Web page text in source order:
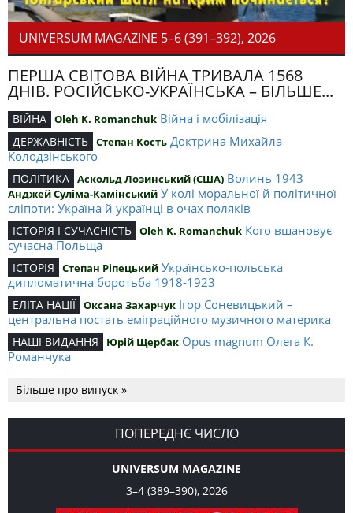
UNIVERSUM MAGAZINE 5–6 (391–392), 2026
ПЕРША СВІТОВА ВІЙНА ТРИВАЛА 1568
ДНІВ. РОСІЙСЬКО-УКРАЇНСЬКА – БІЛЬШЕ...
ВІЙНА Oleh K. Romanchuk Війна і мобілізація
ДЕРЖАВНІСТЬ Степан Кость Доктрина Михайла
Колодзінського
ПОЛІТИКА Аскольд Лозинський (США) Волинь 1943
Анджей Суліма-Камінський У колі моральної й політичної
сліпоти: Україна й українці в очах поляків
ІСТОРІЯ І СУЧАСНІСТЬ Oleh K. Romanchuk Кого вшановує
сучасна Польща
ІСТОРІЯ Степан Ріпецький Українсько-польська
дипломатична боротьба 1918-1923
ЕЛІТА НАЦІЇ Оксана Захарчук Ігор Соневицький –
центральна постать еміграційного музичного материка
НАШІ ВИДАННЯ Юрій Щербак Opus magnum Олега К.
Романчука
Романчука
Editorial Oleh K. Romanchuk Журавель і синиця як
уособлення української політстратегії й тактики
Більше про випуск »
ПОПЕРЕДНЄ ЧИСЛО
UNIVERSUM MAGAZINE
3–4 (389–390), 2026